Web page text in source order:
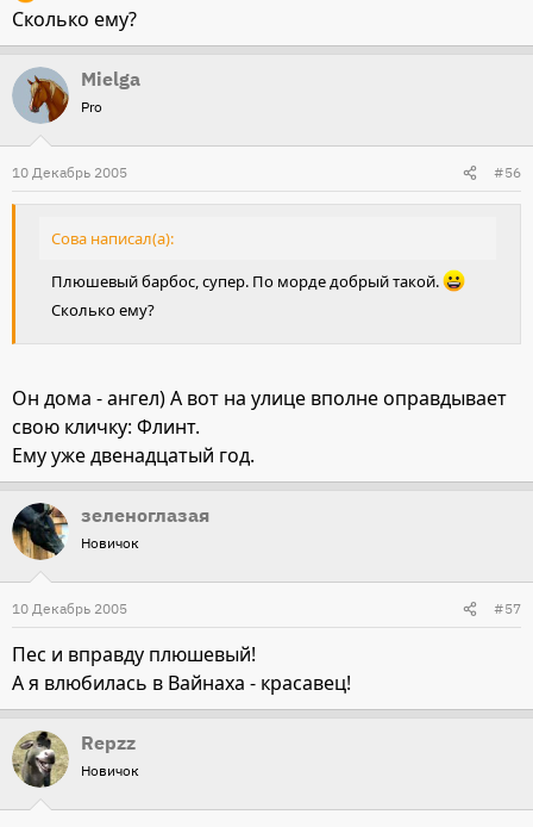
Сколько ему?
Mielga
Pro
10 Декабрь 2005 #56
Сова написал(а):
Плюшевый барбос, супер. По морде добрый такой.
Сколько ему?
Он дома - ангел) А вот на улице вполне оправдывает
свою кличку: Флинт.
Ему уже двенадцатый год.
зеленоглазая
Новичок
10 Декабрь 2005 #57
Пес и вправду плюшевый!
А я влюбилась в Вайнаха - красавец!
Repzz
Новичок